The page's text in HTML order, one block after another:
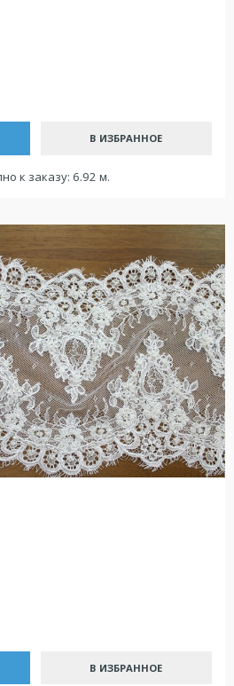
В ИЗБРАННОЕ
к заказу: 6.92 м.
В ИЗБРАННОЕ